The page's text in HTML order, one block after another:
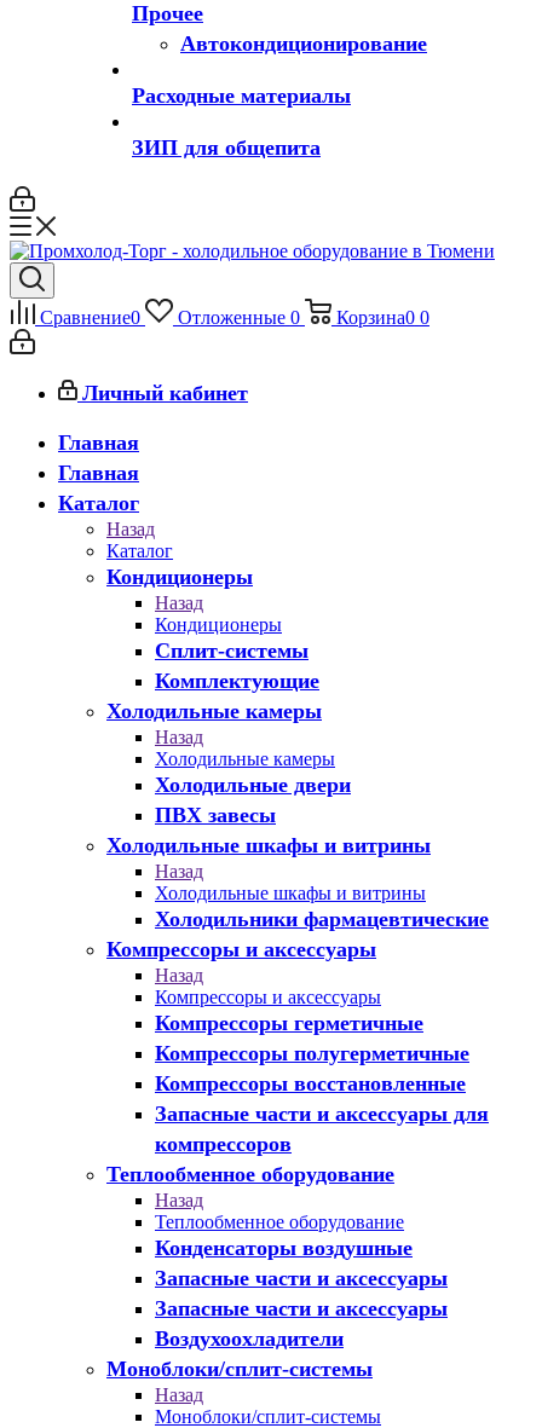
Прочее
Автокондиционирование
Расходные материалы
ЗИП для общепита
Сравнение0 Отложенные 0 Корзина0 0
Личный кабинет
Главная
Главная
Каталог
Назад
Каталог
Кондиционеры
Назад
Кондиционеры
Сплит-системы
Комплектующие
Холодильные камеры
Назад
Холодильные камеры
Холодильные двери
ПВХ завесы
Холодильные шкафы и витрины
Назад
Холодильные шкафы и витрины
Холодильники фармацевтические
Компрессоры и аксессуары
Назад
Компрессоры и аксессуары
Компрессоры герметичные
Компрессоры полугерметичные
Компрессоры восстановленные
Запасные части и аксессуары для
компрессоров
Теплообменное оборудование
Назад
Теплообменное оборудование
Конденсаторы воздушные
Запасные части и аксессуары
Запасные части и аксессуары
Воздухоохладители
Моноблоки/сплит-системы
Назад
Моноблоки/сплит-системы